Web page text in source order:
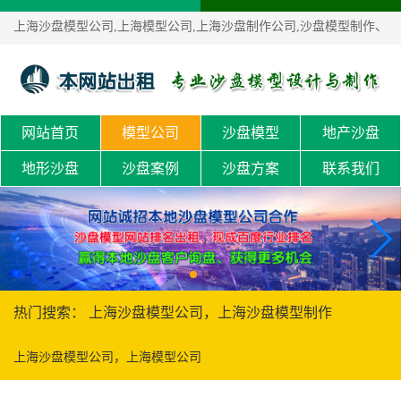
上海沙盘模型公司,上海模型公司,上海沙盘制作公司,沙盘模型制作、
沙盘定制！
网站首页 模型公司 沙盘模型 地产沙盘
地形沙盘 沙盘案例 沙盘方案 联系我们
热门搜索： 上海沙盘模型公司，上海沙盘模型制作
上海沙盘模型公司，上海模型公司